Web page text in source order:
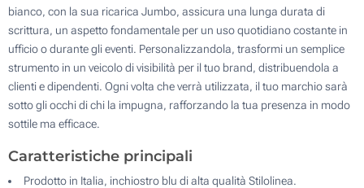
bianco, con la sua ricarica Jumbo, assicura una lunga durata di
scrittura, un aspetto fondamentale per un uso quotidiano costante in
ufficio o durante gli eventi. Personalizzandola, trasformi un semplice
strumento in un veicolo di visibilità per il tuo brand, distribuendola a
clienti e dipendenti. Ogni volta che verrà utilizzata, il tuo marchio sarà
sotto gli occhi di chi la impugna, rafforzando la tua presenza in modo
sottile ma efficace.
Caratteristiche principali
Prodotto in Italia, inchiostro blu di alta qualità Stilolinea.